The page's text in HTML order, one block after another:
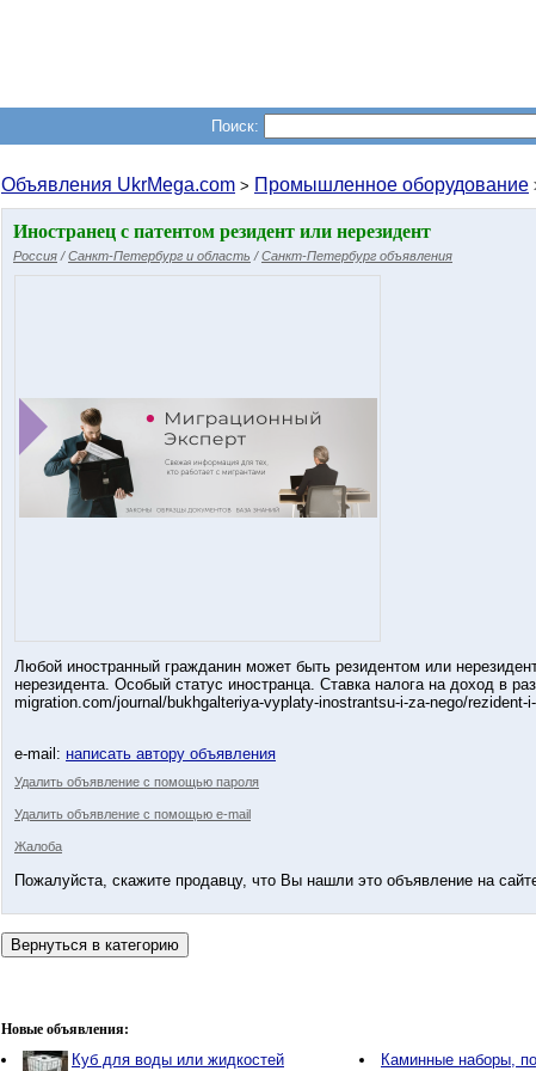
Поиск:
Объявления UkrMega.com > Промышленное оборудование
Иностранец с патентом резидент или нерезидент
Россия /Санкт-Петербург и область /Санкт-Петербург объявления
Любой иностранный гражданин может быть резидентом или
нерезидента. Особый статус иностранца. Ставка налога на доход в
migration.com/journal/bukhgalteriya-vyplaty-inostrantsu-i-za-nego/
e-mail: написать автору объявления
Удалить объявление с помощью пароля
Удалить объявление с помощью e-mail
Жалоба
Пожалуйста, скажите продавцу, что Вы нашли это объявление на
Новые объявления:
Куб для воды или жидкостей
Каминные наборы,